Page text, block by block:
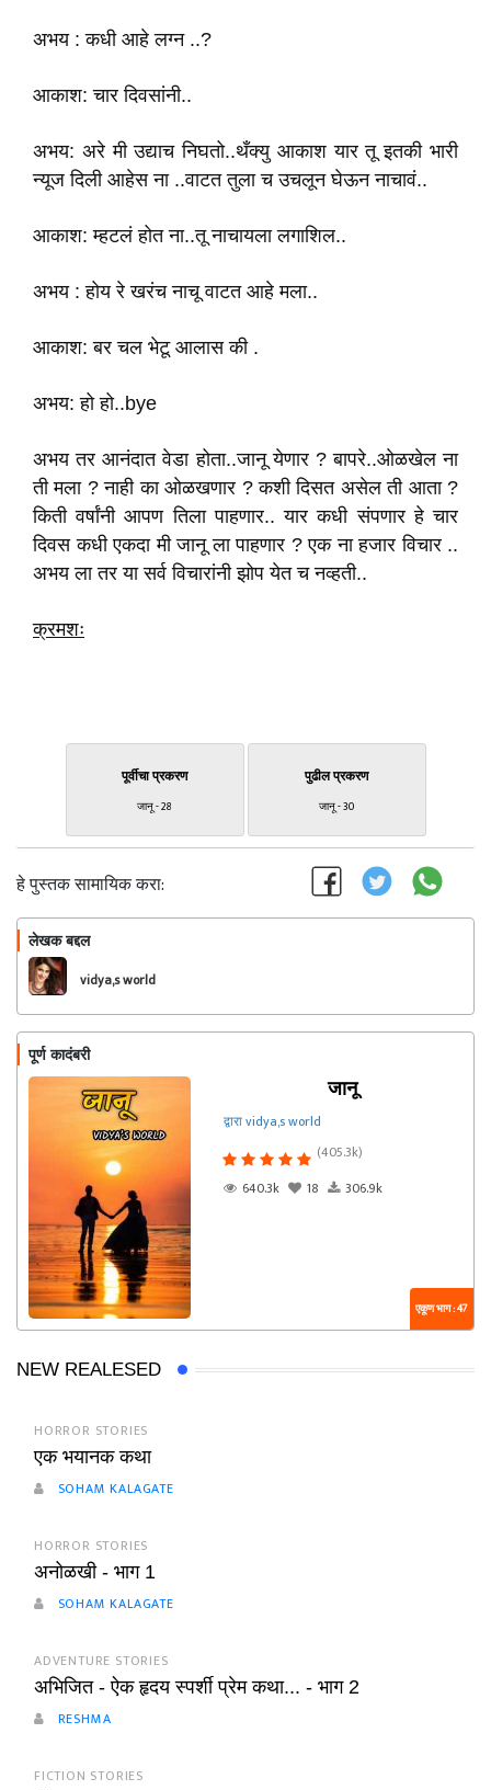
अभय : कधी आहे लग्न ..?
आकाश: चार दिवसांनी..
अभय: अरे मी उद्याच निघतो..थँक्यु आकाश यार तू इतकी भारी
न्यूज दिली आहेस ना ..वाटत तुला च उचलून घेऊन नाचावं..
आकाश: म्हटलं होत ना..तू नाचायला लगाशिल..
अभय : होय रे खरंच नाचू वाटत आहे मला..
आकाश: बर चल भेटू आलास की .
अभय: हो हो..bye
अभय तर आनंदात वेडा होता..जानू येणार ? बापरे..ओळखेल ना
ती मला ? नाही का ओळखणार ? कशी दिसत असेल ती आता ?
किती वर्षांनी आपण तिला पाहणार.. यार कधी संपणार हे चार
दिवस कधी एकदा मी जानू ला पाहणार ? एक ना हजार विचार ..
अभय ला तर या सर्व विचारांनी झोप येत च नव्हती..
क्रमशः
पूर्वीचा प्रकरण
जानू - 28
पुढील प्रकरण
जानू - 30
हे पुस्तक सामायिक करा:
लेखक बद्दल
vidya,s world
पूर्ण कादंबरी
जानू
द्वारा vidya,s world
(405.3k)
640.3k
18 306.9k
एकूण भाग : 47
NEW REALESED
HORROR STORIES
एक भयानक कथा
SOHAM KALAGATE
HORROR STORIES
अनोळखी - भाग 1
SOHAM KALAGATE
ADVENTURE STORIES
अभिजित - ऐक हृदय स्पर्शी प्रेम कथा... - भाग 2
RESHMA
FICTION STORIES